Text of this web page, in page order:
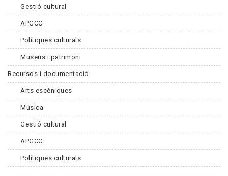
Gestió cultural
APGCC
Polítiques culturals
Museus i patrimoni
Recursos i documentació
Arts escèniques
Música
Gestió cultural
APGCC
Polítiques culturals